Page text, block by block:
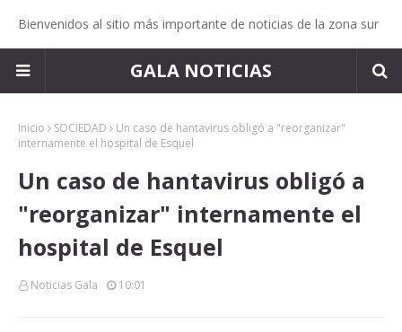
Bienvenidos al sitio más importante de noticias de la zona sur
GALA NOTICIAS
Inicio SOCIEDAD
Un caso de hantavirus obligó a "reorganizar"
internamente el hospital de Esquel
Un caso de hantavirus obligó a
"reorganizar" internamente el
hospital de Esquel
Noticias Gala 10:01